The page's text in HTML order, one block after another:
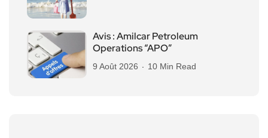
Avis : Amilcar Petroleum
Operations “APO”
9 Août 2026 10 Min Read